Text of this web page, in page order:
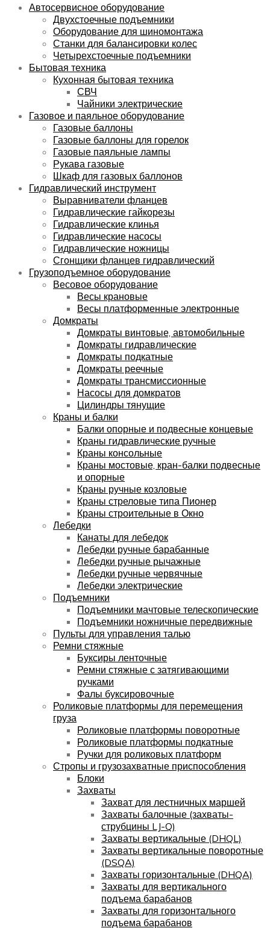
Автосервисное оборудование
Двухстоечные подъемники
Оборудование для шиномонтажа
Станки для балансировки колес
Четырехстоечные подъемники
Бытовая техника
Кухонная бытовая техника
СВЧ
Чайники электрические
Газовое и паяльное оборудование
Газовые баллоны
Газовые баллоны для горелок
Газовые паяльные лампы
Рукава газовые
Шкаф для газовых баллонов
Гидравлический инструмент
Выравниватели фланцев
Гидравлические гайкорезы
Гидравлические клинья
Гидравлические насосы
Гидравлические ножницы
Сгонщики фланцев гидравлический
Грузоподъемное оборудование
Весовое оборудование
Весы крановые
Весы платформенные электронные
Домкраты
Домкраты винтовые, автомобильные
Домкраты гидравлические
Домкраты подкатные
Домкраты реечные
Домкраты трансмиссионные
Насосы для домкратов
Цилиндры тянущие
Краны и балки
Балки опорные и подвесные концевые
Краны гидравлические ручные
Краны консольные
Краны мостовые, кран-балки подвесные
и опорные
Краны ручные козловые
Краны стреловые типа Пионер
Краны строительные в Окно
Лебедки
Канаты для лебедок
Лебедки ручные барабанные
Лебедки ручные рычажные
Лебедки ручные червячные
Лебедки электрические
Подъемники
Подъемники мачтовые телескопические
Подъемники ножничные передвижные
Пульты для управления талью
Ремни стяжные
Буксиры ленточные
Ремни стяжные с затягивающими
ручками
Фалы буксировочные
Роликовые платформы для перемещения
груза
Роликовые платформы поворотные
Роликовые платформы подкатные
Ручки для роликовых платформ
Стропы и грузозахватные приспособления
Блоки
Захваты
Захват для лестничных маршей
Захваты балочные (захваты-
струбцины LJ-Q)
Захваты вертикальные (DHQL)
Захваты вертикальные поворотные
(DSQA)
Захваты горизонтальные (DHQA)
Захваты для вертикального
подъема барабанов
Захваты для горизонтального
подъема барабанов